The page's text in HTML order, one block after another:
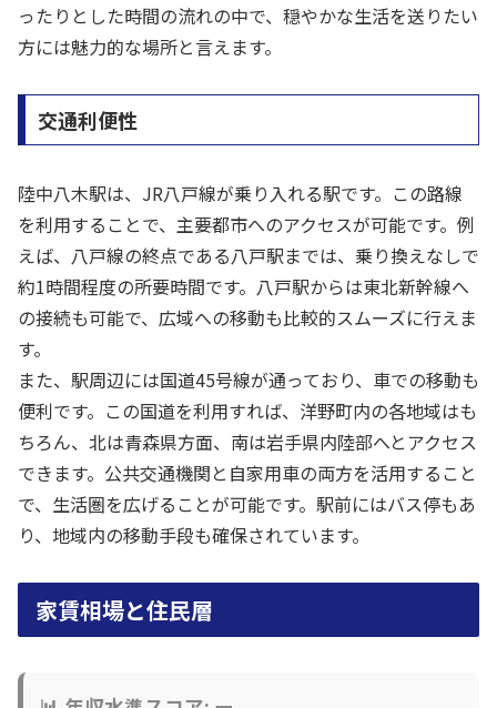
ったりとした時間の流れの中で、穏やかな生活を送りたい
方には魅力的な場所と言えます。
交通利便性
陸中八木駅は、JR八戸線が乗り入れる駅です。この路線
を利用することで、主要都市へのアクセスが可能です。例
えば、八戸線の終点である八戸駅までは、乗り換えなしで
約1時間程度の所要時間です。八戸駅からは東北新幹線へ
の接続も可能で、広域への移動も比較的スムーズに行えま
す。
また、駅周辺には国道45号線が通っており、車での移動も
便利です。この国道を利用すれば、洋野町内の各地域はも
ちろん、北は青森県方面、南は岩手県内陸部へとアクセス
できます。公共交通機関と自家用車の両方を活用すること
で、生活圏を広げることが可能です。駅前にはバス停もあ
り、地域内の移動手段も確保されています。
家賃相場と住民層